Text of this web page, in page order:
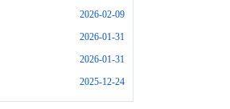
2026-02-09
2026-01-31
2026-01-31
2025-12-24